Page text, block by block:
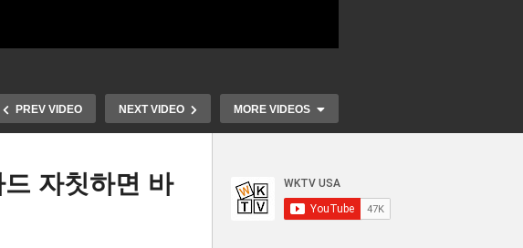
PREV VIDEO NEXT VIDEO MORE VIDEOS
자칫하면 바